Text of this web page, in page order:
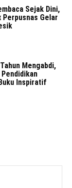
Sejak Dini,
Perpusnas Gelar
Mengabdi,
Pendidikan
Inspiratif